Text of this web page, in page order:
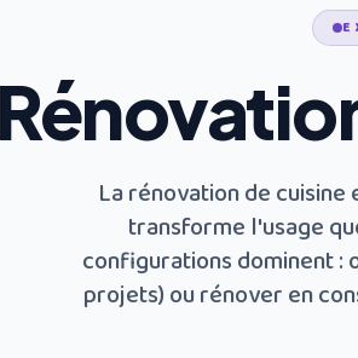
La rénovation de
transforme l'usage
configurations dominent :
projets) ou rénover en